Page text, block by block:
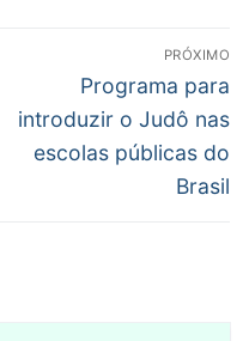
PRÓXIMO
Próximo
post:
Programa para
introduzir o Judô nas
escolas públicas do
Brasil